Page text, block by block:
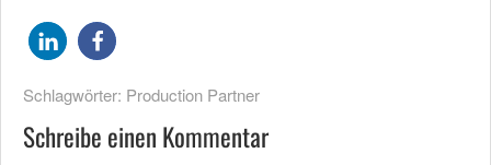
Schlagwörter: Production Partner
Schreibe einen Kommentar